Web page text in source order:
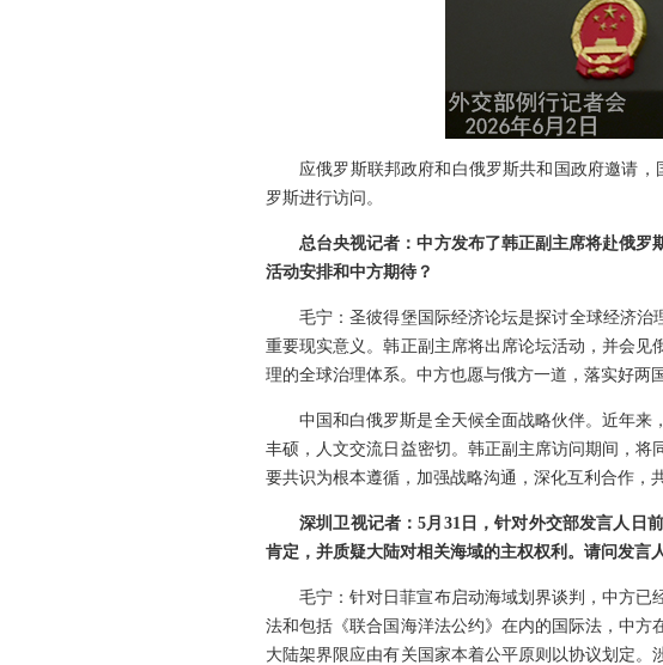
应俄罗斯联邦政府和白俄罗斯共和国政府邀请
罗斯进行访问。
总台央视记者：中方发布了韩正副主席将赴俄罗
活动安排和中方期待？
毛宁：圣彼得堡国际经济论坛是探讨全球经济
重要现实意义。韩正副主席将出席论坛活动，并会
理的全球治理体系。中方也愿与俄方一道，落实好两
中国和白俄罗斯是全天候全面战略伙伴。近年
丰硕，人文交流日益密切。韩正副主席访问期间，
要共识为根本遵循，加强战略沟通，深化互利合作，
深圳卫视记者：5月31日，针对外交部发言人日
肯定，并质疑大陆对相关海域的主权权利。请问发言
毛宁：针对日菲宣布启动海域划界谈判，中方
法和包括《联合国海洋法公约》在内的国际法，中
大陆架界限应由有关国家本着公平原则以协议划定